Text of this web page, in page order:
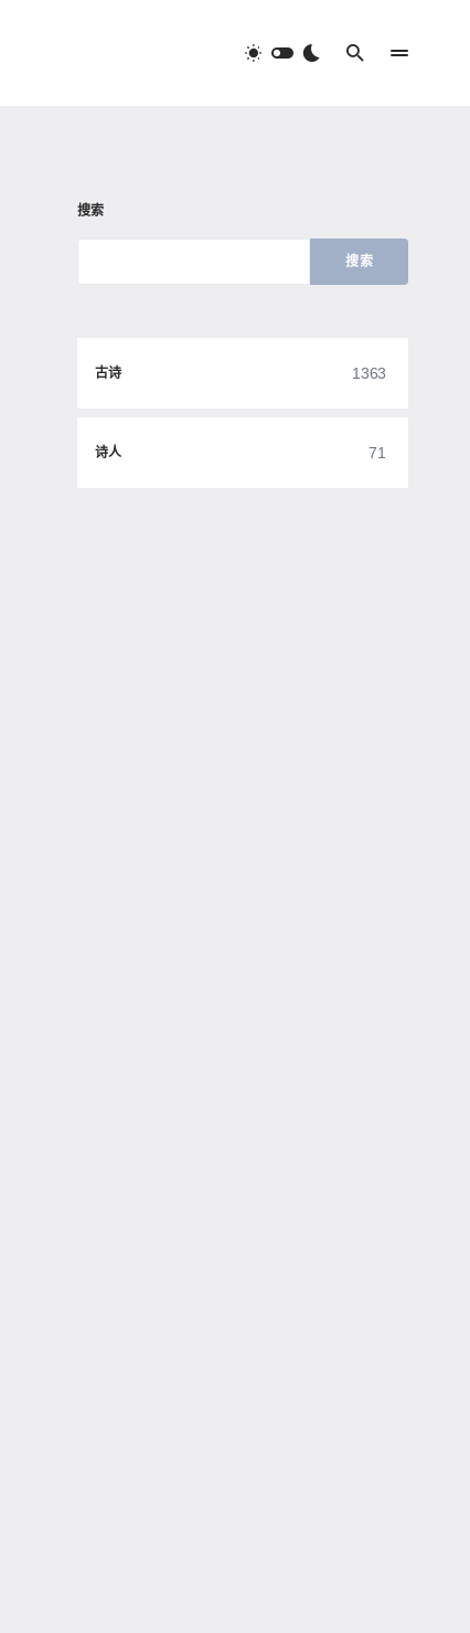
搜索
搜索
古诗 1363
诗人 71